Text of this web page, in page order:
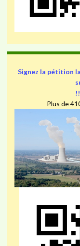
Signez la pétition
Plus de